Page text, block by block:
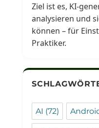
Ziel ist es, KI-
analysieren und
können – für
Praktiker.
AI (72)